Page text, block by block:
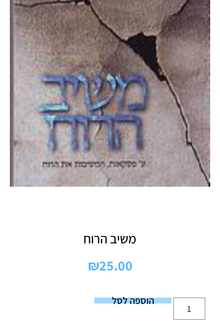
משיב הרוח
₪25.00
הוספה לסל